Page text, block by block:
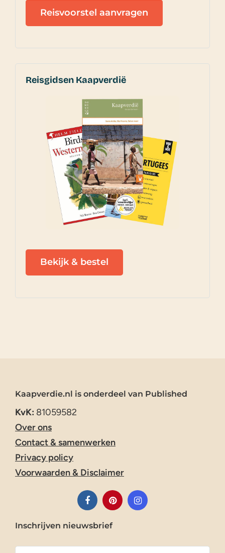
Reisvoorstel aanvragen
Reisgidsen Kaapverdië
Bekijk & bestel
Kaapverdie.nl is onderdeel van Published
KvK: 81059582
Over ons
Contact & samenwerken
Privacy policy
Voorwaarden & Disclaimer
Inschrijven nieuwsbrief